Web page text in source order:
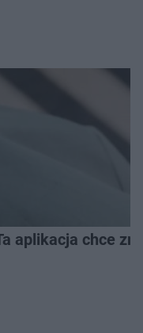
aplikacja chce